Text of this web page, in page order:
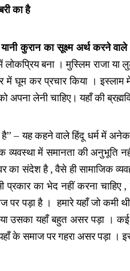
का है
कुरान का सूक्ष्म अर्थ करने
लोकप्रिय बना । मुस्लिम राजा
घूम कर प्रचार किया । इस्लाम में
अपना लेनी चाहिए। यहाँ की
है” – यह कहने वाले हिंदू धर्म में
व्यवस्था में समानता की अनुभूति
का संदेश है , वैसे ही सामाजिक
प्रकार का भेद नहीं करना चाहिए
पर पड़ा है । हमारे यहाँ जो कमी
उसका यहाँ बहुत असर पड़ा ।
के समाज पर गहरा असर पड़ा ।